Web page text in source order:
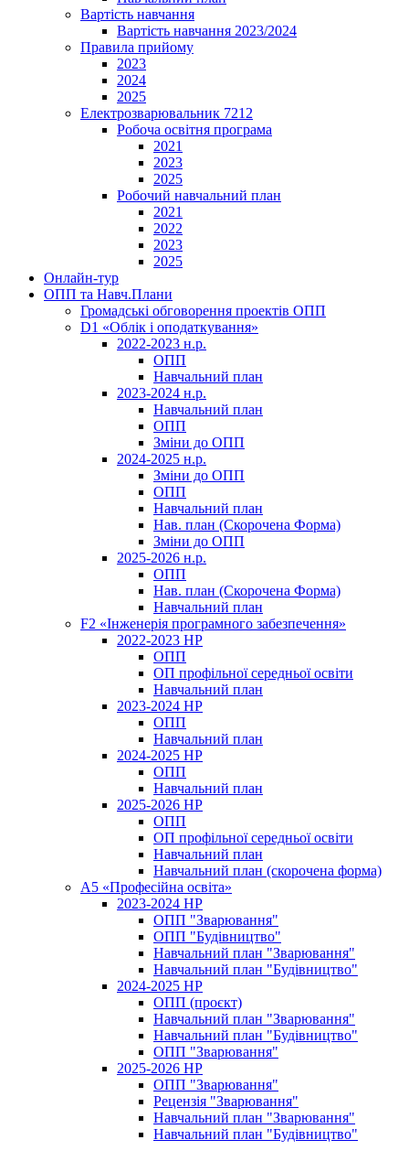
Вартість навчання
Вартість навчання 2023/2024
Правила прийому
2023
2024
2025
Електрозварювальник 7212
Робоча освітня програма
2021
2023
2025
Робочий навчальний план
2021
2022
2023
2025
Онлайн-тур
ОПП та Навч.Плани
Громадські обговорення проектів ОПП
D1 «Облік і оподаткування»
2022-2023 н.р.
ОПП
Навчальний план
2023-2024 н.р.
Навчальний план
ОПП
Зміни до ОПП
2024-2025 н.р.
Зміни до ОПП
ОПП
Навчальний план
Нав. план (Скорочена Форма)
Зміни до ОПП
2025-2026 н.р.
ОПП
Нав. план (Скорочена Форма)
Навчальний план
F2 «Інженерія програмного забезпечення»
2022-2023 НР
ОПП
ОП профільної середньої освіти
Навчальний план
2023-2024 НР
ОПП
Навчальний план
2024-2025 НР
ОПП
Навчальний план
2025-2026 НР
ОПП
ОП профільної середньої освіти
Навчальний план
Навчальний план (скорочена форма)
A5 «Професійна освіта»
2023-2024 НР
ОПП "Зварювання"
ОПП "Будівництво"
Навчальний план "Зварювання"
Навчальний план "Будівництво"
2024-2025 НР
ОПП (проєкт)
Навчальний план "Зварювання"
Навчальний план "Будівництво"
ОПП "Зварювання"
2025-2026 НР
ОПП "Зварювання"
Рецензія "Зварювання"
Навчальний план "Зварювання"
Навчальний план "Будівництво"